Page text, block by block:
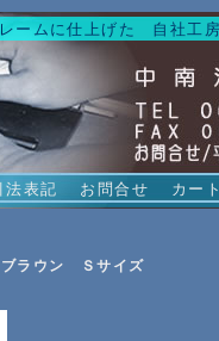
ームに仕上げた 自社工
法表記 お問合せ カー
ラウン Ｓサイズ